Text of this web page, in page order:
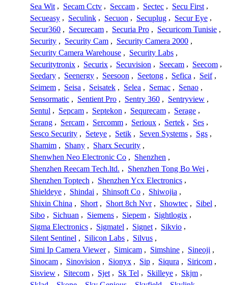
Sea Wit , Secam Cctv , Seccam , Sectec , Secu First ,
Secueasy , Seculink , Secuon , Secuplug , Secur Eye ,
Secur360 , Securecam , Securia Pro , Securicom Tunisie ,
Security , Security Cam , Security Camera 2000 ,
Security Camera Warehouse , Security Labs ,
Securitytronix , Securix , Secuvision , Seecam , Seecom ,
Seedary , Seenergy , Seesoon , Seetong , Sefica , Seif ,
Seimem , Seisa , Seisatek , Selea , Semac , Senao ,
Sensormatic , Sentient Pro , Sentry 360 , Sentryview ,
Sentul , Sepcam , Septekon , Sequrecam , Serage ,
Serang , Sercam , Sercomm , Serioux , Sertek , Ses ,
Sesco Security , Seteye , Setik , Seven Systems , Sgs ,
Shamim , Shany , Sharx Security ,
Shenwhen Neo Electronic Co , Shenzhen ,
Shenzhen Reecam Tech.ltd. , Shenzhen Tong Bo Wei ,
Shenzhen Toptech , Shenzhen Ycx Electronics ,
Shieldeye , Shindai , Shinsoft Co , Shiwojia ,
Shixin China , Short , Short 8ch Nvr , Showtec , Sibel ,
Sibo , Sichuan , Siemens , Siepem , Sightlogix ,
Sigma Electronics , Sigmatel , Signet , Sikvio ,
Silent Sentinel , Silicon Labs , Silvus ,
Simi Ip Camera Viewer , Simicam , Simshine , Sineoji ,
Sinocam , Sinovision , Sionyx , Sip , Siqura , Siricom ,
Sisview , Sitecom , Sjet , Sk Tel , Skilleye , Skjm ,